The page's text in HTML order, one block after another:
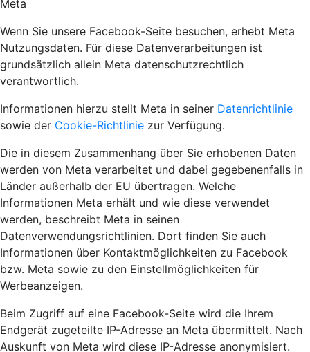
Meta
Wenn Sie unsere Facebook-Seite besuchen, erhebt Meta
Nutzungsdaten. Für diese Datenverarbeitungen ist
grundsätzlich allein Meta datenschutzrechtlich
verantwortlich.
Informationen hierzu stellt Meta in seiner Datenrichtlinie
sowie der Cookie-Richtlinie zur Verfügung.
Die in diesem Zusammenhang über Sie erhobenen Daten
werden von Meta verarbeitet und dabei gegebenenfalls in
Länder außerhalb der EU übertragen. Welche
Informationen Meta erhält und wie diese verwendet
werden, beschreibt Meta in seinen
Datenverwendungsrichtlinien. Dort finden Sie auch
Informationen über Kontaktmöglichkeiten zu Facebook
bzw. Meta sowie zu den Einstellmöglichkeiten für
Werbeanzeigen.
Beim Zugriff auf eine Facebook-Seite wird die Ihrem
Endgerät zugeteilte IP-Adresse an Meta übermittelt. Nach
Auskunft von Meta wird diese IP-Adresse anonymisiert.